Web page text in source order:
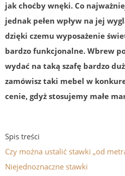
jak choćby wnęki. Co
jednak pełen wpływ na jej
dzięki czemu wyposażenie
bardzo funkcjonalne. Wbrew
wydać na taką szafę bardzo
zamówisz taki mebel w
cenie, gdyż stosujemy małe
Spis treści
Czy można ustalić stawki „od
Niejednoznaczne stawki